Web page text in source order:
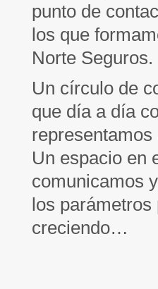
punto de
los que
Norte Seguros.
Un círculo de
que día a día
Un espacio en
comunicamos
los parámetros
creciendo…